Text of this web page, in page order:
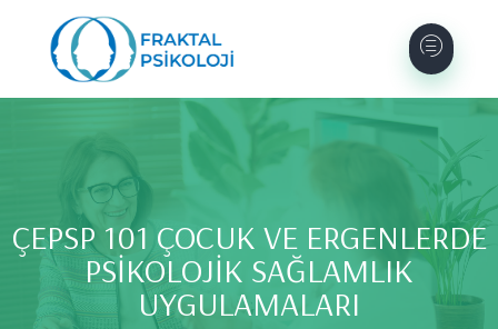
ÇEPSP 101 ÇOCUK VE ERGENLERDE
PSİKOLOJİK SAĞLAMLIK
UYGULAMALARI